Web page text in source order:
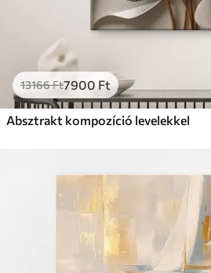
13166Ft7900 Ft
Absztrakt kompozíció levelekkel